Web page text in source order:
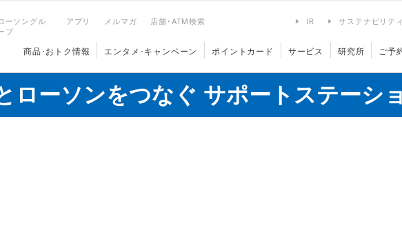
アプリ メルマガ 店舗･ATM検索 IR サステナビリティ
商品･おトク情報 エンタメ･キャンペーン ポイントカード サービス 研究所 ご予
ローソンをつなぐ サポートステーシ